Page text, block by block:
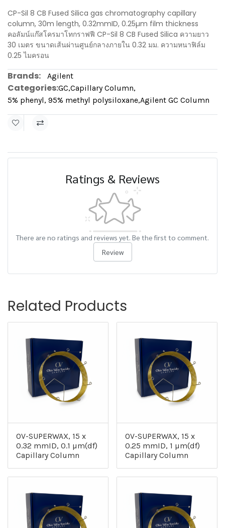
CP-Sil 8 CB Fused Silica gas chromatography capillary
column, 30m length, 0.32mmID, 0.25µm film thickness
คอลัมน์แก๊สโครมาโทกราฟฟี CP-Sil 8 CB Fused Silica ความยาว
30 เมตร ขนาดเส้นผ่านศูนย์กลางภายใน 0.32 มม. ความหนาฟิล์ม
0.25 ไมครอน
Brands: Agilent
Categories:GC,Capillary Column,
5% phenyl, 95% methyl polysiloxane,Agilent GC Column
Ratings & Reviews
There are no ratings and reviews yet. Be the first to comment.
Review
Related Products
OV-SUPERWAX, 15 x
0.32 mmID, 0.1 µm(df)
Capillary Column
OV-SUPERWAX, 15 x
0.25 mmID, 1 µm(df)
Capillary Column